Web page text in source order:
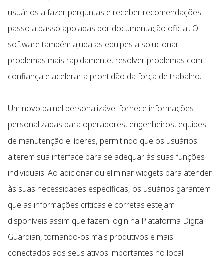
usuários a fazer perguntas e receber recomendações
passo a passo apoiadas por documentação oficial. O
software também ajuda as equipes a solucionar
problemas mais rapidamente, resolver problemas com
confiança e acelerar a prontidão da força de trabalho.
Um novo painel personalizável fornece informações
personalizadas para operadores, engenheiros, equipes
de manutenção e líderes, permitindo que os usuários
alterem sua interface para se adequar às suas funções
individuais. Ao adicionar ou eliminar widgets para atender
às suas necessidades específicas, os usuários garantem
que as informações críticas e corretas estejam
disponíveis assim que fazem login na Plataforma Digital
Guardian, tornando-os mais produtivos e mais
conectados aos seus ativos importantes no local.